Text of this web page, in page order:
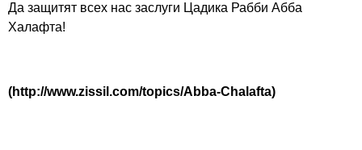
Да защитят всех нас заслуги Цадика Рабби Абба
Халафта!
(http://www.zissil.com/topics/Abba-Chalafta)